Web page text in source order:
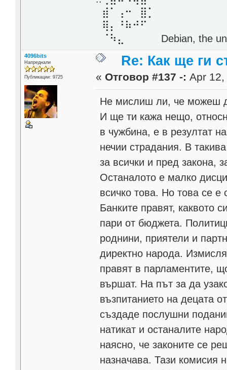
⣾⠁⢠⠒⠀⣿⡁
⢿⡄⠘⠷⠚⠋
⠈⠳⣄⠀⠀⠀⠀ Debian, the
4096bits
Напреднали
Публикации: 9725
Re: Как ще ги
« Отговор #137 -: Apr
Не мислиш ли, че можеш
И ще ти кажа нещо,
в чужбина, е в резултат
нечии страдания. В
за всички и пред закона,
Останалото е малко
всичко това. Но това се е
Банките правят, каквото
пари от бюджета.
роднини, приятели и
директно народа.
правят в парламентите,
вършат. На път за да
възпитанието на децата
създаде послушни
натикат и останалите
наясно, че законите се
назначава. Тази комисия